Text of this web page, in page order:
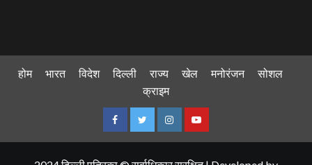
होम भारत विदेश दिल्ली राज्य खेल मनोरंजन
सोशल
क्राइम
FacebookTwitterInstagramYoutube